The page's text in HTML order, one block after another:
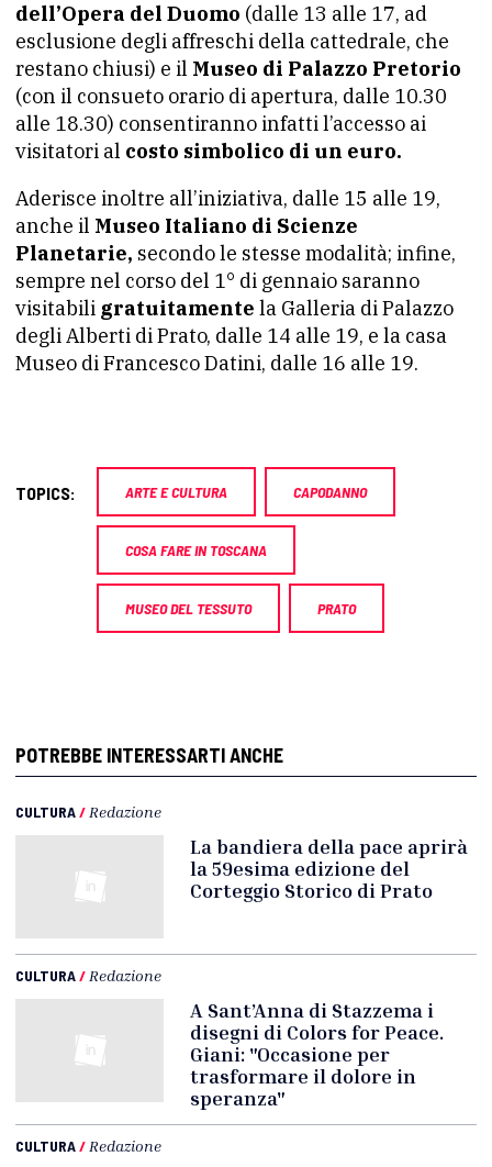
dell’Opera del Duomo (dalle 13 alle 17, ad
esclusione degli affreschi della cattedrale, che
restano chiusi) e il Museo di Palazzo Pretorio
(con il consueto orario di apertura, dalle 10.30
alle 18.30) consentiranno infatti l’accesso ai
visitatori al costo simbolico di un euro.
Aderisce inoltre all’iniziativa, dalle 15 alle 19,
anche il Museo Italiano di Scienze
Planetarie, secondo le stesse modalità; infine,
sempre nel corso del 1° di gennaio saranno
visitabili gratuitamente la Galleria di Palazzo
degli Alberti di Prato, dalle 14 alle 19, e la casa
Museo di Francesco Datini, dalle 16 alle 19.
TOPICS: ARTE E CULTURA CAPODANNO
COSA FARE IN TOSCANA
MUSEO DEL TESSUTO PRATO
POTREBBE INTERESSARTI ANCHE
CULTURA/ Redazione
La bandiera della pace aprirà
la 59esima edizione del
Corteggio Storico di Prato
CULTURA/ Redazione
A Sant’Anna di Stazzema i
disegni di Colors for Peace.
Giani: "Occasione per
trasformare il dolore in
speranza"
CULTURA/ Redazione